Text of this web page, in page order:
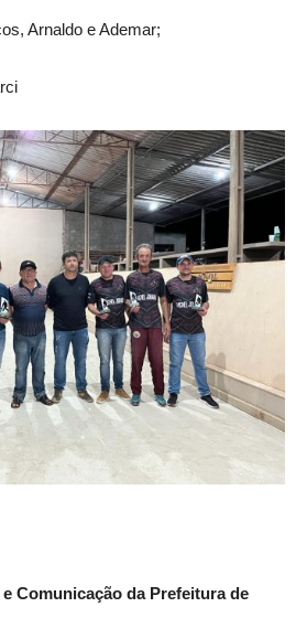
Arnaldo e Ademar;
Comunicação da Prefeitura de